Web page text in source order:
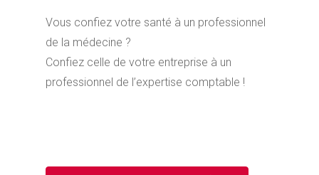
Vous confiez votre santé à un professionnel
de la médecine ?
Confiez celle de votre entreprise à un
professionnel de l’expertise comptable !